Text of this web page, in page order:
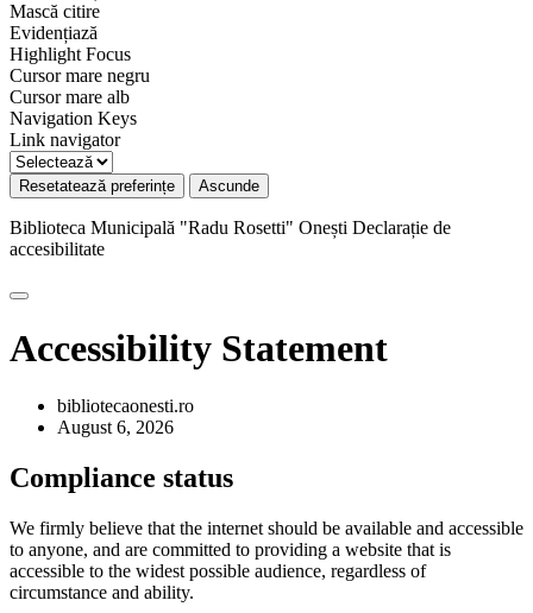
Mască citire
Evidențiază
Highlight Focus
Cursor mare negru
Cursor mare alb
Navigation Keys
Link navigator
Resetatează preferințe Ascunde
Biblioteca Municipală "Radu Rosetti" Onești Declarație de
accesibilitate
Accessibility Statement
bibliotecaonesti.ro
August 6, 2026
Compliance status
We firmly believe that the internet should be available and accessible
to anyone, and are committed to providing a website that is
accessible to the widest possible audience, regardless of
circumstance and ability.